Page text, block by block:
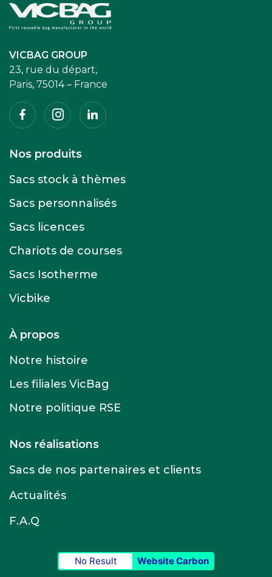
Accueil
VICBAG GROUP
23, rue du départ,
Paris, 75014 – France
FacebookInstagramLinkedin
Nos produits
Sacs stock à thèmes
Sacs personnalisés
Sacs licences
Chariots de courses
Sacs Isotherme
Vicbike
À propos
Notre histoire
Les filiales VicBag
Notre politique RSE
Nos réalisations
Sacs de nos partenaires et clients
Actualités
F.A.Q
No Result Website Carbon